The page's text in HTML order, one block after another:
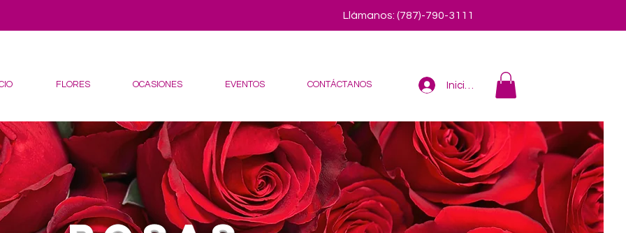
Llámanos: (787)-790-3111
FLORES OCASIONES EVENTOS CONTÁCTANOS Iniciar sesión